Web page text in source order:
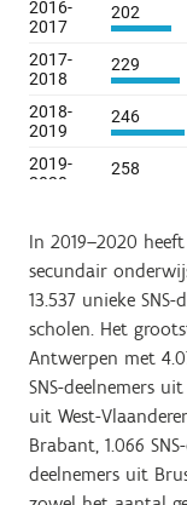
In 2019–2020
secundair
13.537 unieke
scholen. Het
Antwerpen met
SNS-deelnemers
uit West-
Brabant, 1.066
deelnemers uit